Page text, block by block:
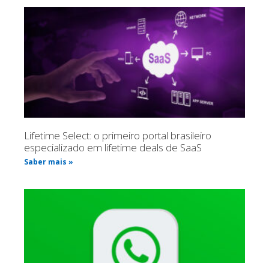
Lifetime Select: o primeiro portal brasileiro
especializado em lifetime deals de SaaS
Saber mais »